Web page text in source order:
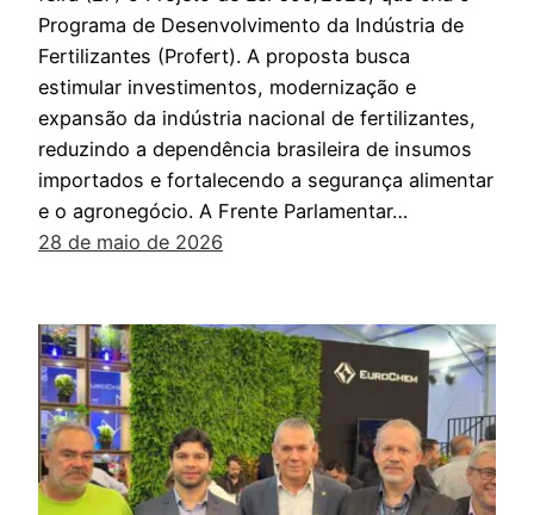
Programa de Desenvolvimento da Indústria de
Fertilizantes (Profert). A proposta busca
estimular investimentos, modernização e
expansão da indústria nacional de fertilizantes,
reduzindo a dependência brasileira de insumos
importados e fortalecendo a segurança alimentar
e o agronegócio. A Frente Parlamentar…
28 de maio de 2026